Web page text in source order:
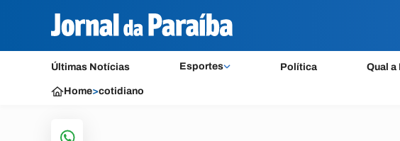
Últimas Notícias Esportes Política Qual a
Home>cotidiano